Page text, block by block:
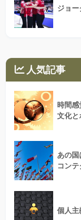
ジョー
人気記事
時間感
文化と
あの
コンテ
個人主